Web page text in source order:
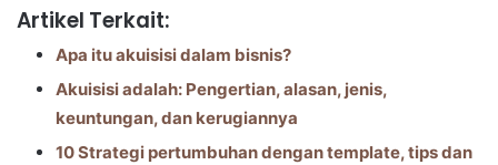
Artikel Terkait:
Apa itu akuisisi dalam bisnis?
Akuisisi adalah: Pengertian, alasan, jenis,
keuntungan, dan kerugiannya
10 Strategi pertumbuhan dengan template, tips dan